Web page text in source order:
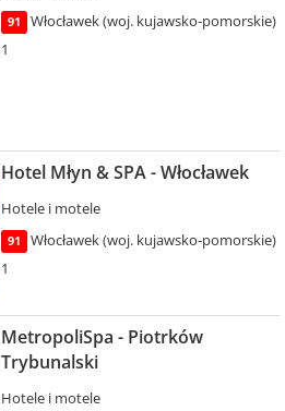
91
Włocławek (woj. kujawsko-pomorskie)
1
Hotel Młyn & SPA - Włocławek
Hotele i motele
91
Włocławek (woj. kujawsko-pomorskie)
1
MetropoliSpa - Piotrków
Trybunalski
Hotele i motele